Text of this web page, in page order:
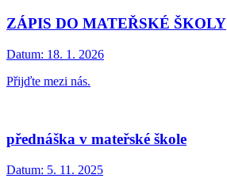
ZÁPIS DO MATEŘSKÉ ŠKOLY
Datum: 18. 1. 2026
Přijďte mezi nás.
přednáška v mateřské škole
Datum: 5. 11. 2025